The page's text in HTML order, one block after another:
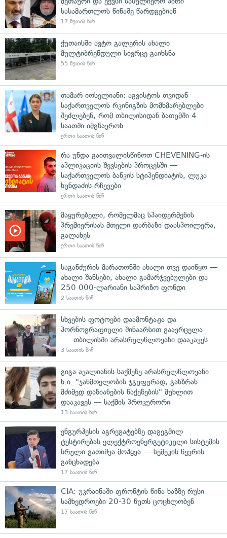
სასამართლოს წინაშე წარდგებიან
17 წუთის წინ
ქუთაისში ავტო გალერის ახალი
მულტიბრენდული სივრცე გაიხსნა
55 წუთის წინ
თამარ იოსელიანი: აგვისტოს თვიდან
საქართველოს რკინიგზის მომხმარებლები
შეძლებენ, რომ თბილისიდან ბათუმში 4
საათში იმგზავრონ
ერთი საათის წინ
რა უნდა გაითვალისწინოთ CHEVENING-ის
აპლიკაციის შევსების პროცესში —
საქართველოს ბანკის სტიპენდიატის, ლუკა
ხუნდაძის რჩევები
ერთი საათის წინ
მაყურებელი, რომელმაც სპაიდერმენის
პრემიერისას მთელი დარბაზი დაასპოილერა,
გალახეს
ერთი საათის წინ
საგანძურის მარათონში ახალი თვე დაიწყო —
ახალი შანსები, ახალი გამარჯვებულები და
250 000-ლარიანი საპრიზო ფონდი
2 საათის წინ
სხვების ფოტოები დაამონტაჟა და
პორნოგრაფიული შინაარსით გაავრცელა
— თბილისში არასრულწლოვანი დააკავეს
3 საათის წინ
გიგა ავალიანის საქმეზე არასრულწლოვანი
ნ.ი. "ჯანმთელობის ჯგუფურად, განზრახ
მძიმედ დაზიანების წაქეზების" მუხლით
დააკავეს — საქმის პროკურორი
13 საათის წინ
ენგურჰესის აგრეგატებზე დაგეგმილ
ტესტირებას ელექტროენერგეტიკული სისტემის
სრული გათიშვა მოჰყვა — სემეკის წევრის
განცხადება
17 საათის წინ
CIA: უკრაინაში ფრონტის წინა ხაზზე რუსი
სამხედროები 20-30 წუთს ცოცხლობენ
17 საათის წინ